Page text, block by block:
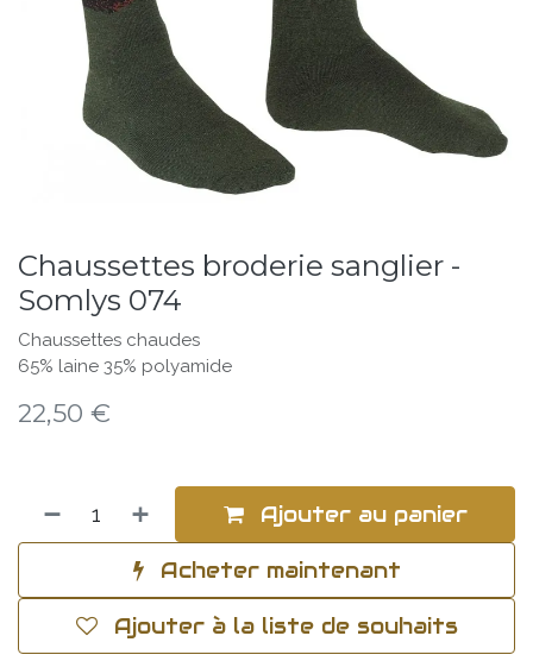
Chaussettes broderie sanglier -
Somlys 074
Chaussettes chaudes
65% laine 35% polyamide
22,50 €
Ajouter au panier
Acheter maintenant
Ajouter à la liste de souhaits